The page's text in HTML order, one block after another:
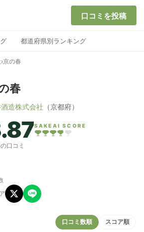
口コミを投稿
都道府県別ランキング
›京の春
春
造株式会社 （京都府）
SAKEAI SCORE
口コミ
口コミ数順 スコア順